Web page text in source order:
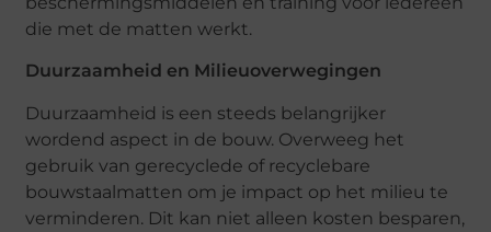
die met de matten werkt.
Duurzaamheid en Milieuoverwegingen
Duurzaamheid is een steeds belangrijker
wordend aspect in de bouw. Overweeg het
gebruik van gerecyclede of recyclebare
bouwstaalmatten om je impact op het milieu te
verminderen. Dit kan niet alleen kosten besparen,